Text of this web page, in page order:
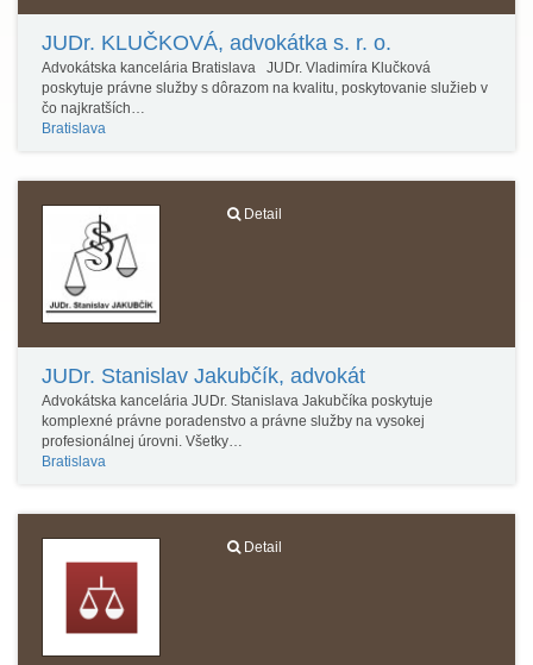
JUDr. KLUČKOVÁ, advokátka s. r. o.
Advokátska kancelária Bratislava JUDr. Vladimíra Klučková
poskytuje právne služby s dôrazom na kvalitu, poskytovanie služieb v
čo najkratších…
Bratislava
Detail
JUDr. Stanislav Jakubčík, advokát
Advokátska kancelária JUDr. Stanislava Jakubčíka poskytuje
komplexné právne poradenstvo a právne služby na vysokej
profesionálnej úrovni. Všetky…
Bratislava
Detail